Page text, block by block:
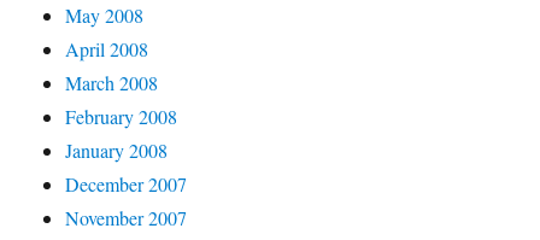
May 2008
April 2008
March 2008
February 2008
January 2008
December 2007
November 2007